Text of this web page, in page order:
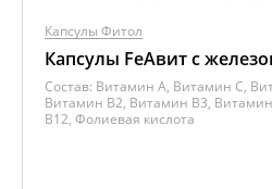
Капсулы Фитол
Капсулы FeАвит с
Состав: Витамин A, Витамин C,
Витамин B2, Витамин B3,
B12, Фолиевая кислота